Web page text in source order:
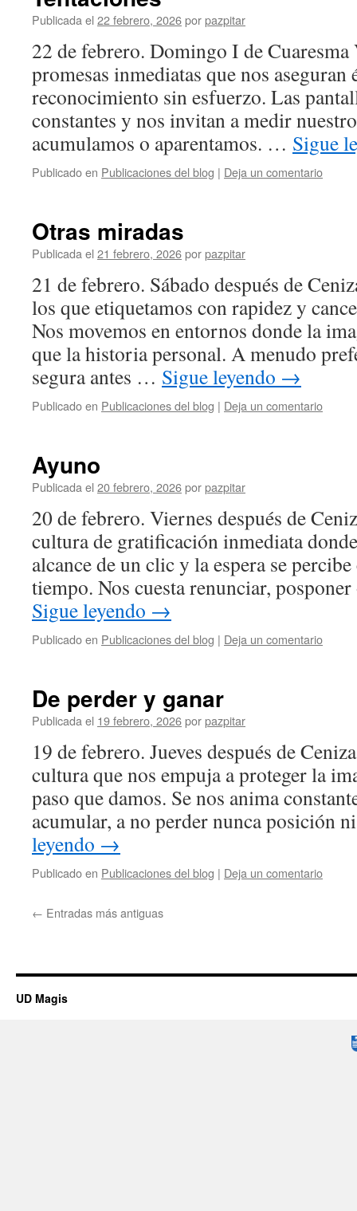
Publicada el 22 febrero, 2026porpazpitar
22 de febrero. Domingo I de
promesas inmediatas que nos
reconocimiento sin esfuerzo. Las
constantes y nos invitan a medir
acumulamos o aparentamos. … Sigue
Publicado en Publicaciones del blog | Deja un comentario
Otras miradas
Publicada el 21 febrero, 2026porpazpitar
21 de febrero. Sábado después de
los que etiquetamos con rapidez y
Nos movemos en entornos donde la
que la historia personal. A menudo
segura antes … Sigue leyendo →
Publicado en Publicaciones del blog | Deja un comentario
Ayuno
Publicada el 20 febrero, 2026porpazpitar
20 de febrero. Viernes después de
cultura de gratificación inmediata
alcance de un clic y la espera se
tiempo. Nos cuesta renunciar,
Sigue leyendo →
Publicado en Publicaciones del blog | Deja un comentario
De perder y ganar
Publicada el 19 febrero, 2026porpazpitar
19 de febrero. Jueves después de
cultura que nos empuja a proteger la
paso que damos. Se nos anima
acumular, a no perder nunca
leyendo →
Publicado en Publicaciones del blog | Deja un comentario
← Entradas más antiguas
UD Magis